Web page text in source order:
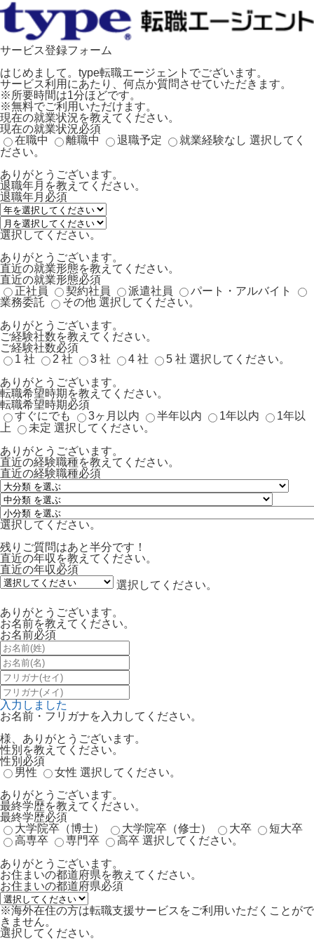
サービス登録フォーム
はじめまして。type転職エージェントでございます。
サービス利用にあたり、何点か質問させていただきます。
※所要時間は1分ほどです。
※無料でご利用いただけます。
現在の就業状況を教えてください。
現在の就業状況必須
在職中
離職中 退職予定 就業経験なし 選択してく
ださい。
ありがとうございます。
退職年月を教えてください。
退職年月 必須
選択してください。
ありがとうございます。
直近の就業形態を教えてください。
直近の就業形態必須
正社員
契約社員 派遣社員
パート・アルバイト
業務委託
その他 選択してください。
ありがとうございます。
ご経験社数を教えてください。
ご経験社数必須
1 社
2 社 3 社 4 社 5 社 選択してください。
ありがとうございます。
転職希望時期を教えてください。
転職希望時期必須
すぐにでも
3ヶ月以内 半年以内 1年以内
1年以
上
未定 選択してください。
ありがとうございます。
直近の経験職種を教えてください。
直近の経験職種必須
選択してください。
残りご質問はあと半分です！
直近の年収を教えてください。
直近の年収必須
選択してください。
ありがとうございます。
お名前を教えてください。
お名前必須
入力しました
お名前・フリガナを入力してください。
様、ありがとうございます。
性別を教えてください。
性別 必須
男性
女性 選択してください。
ありがとうございます。
最終学歴を教えてください。
最終学歴必須
大学院卒（博士）
大学院卒（修士） 大卒
短大卒
高専卒
専門卒 高卒 選択してください。
ありがとうございます。
お住まいの都道府県を教えてください。
お住まいの都道府県必須
※海外在住の方は転職支援サービスをご利用いただくことがで
きません。
選択してください。